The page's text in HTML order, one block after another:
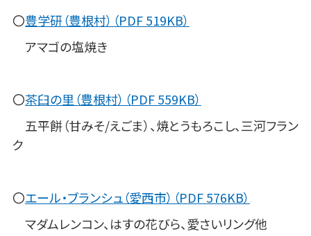
〇豊学研（豊根村）（PDF 519KB）
アマゴの塩焼き
〇茶臼の里（豊根村）（PDF 559KB）
五平餅（甘みそ/えごま）、焼とうもろこし、三河フラン
ク
〇エール・ブランシュ（愛西市）（PDF 576KB）
マダムレンコン、はすの花びら、愛さいリング他